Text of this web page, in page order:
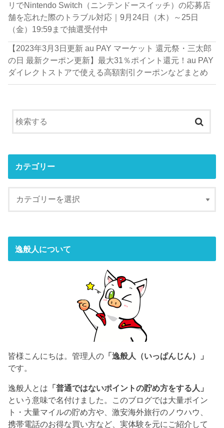
リでNintendo Switch（ニンテンドースイッチ）の応募店
舗を忘れた際のトラブル対応｜9月24日（木）～25日
（金）19:59まで抽選受付中
【2023年3月3日更新 au PAY マーケット 還元祭・三太郎
の日 最新クーポン更新】最大31％ポイント還元！au PAY
ダイレクトストアで使える高額割引クーポンなどまとめ
カテゴリー
逸般人について
皆様こんにちは。管理人の 「逸般人（いっぱんじん）」
です。
逸般人とは 「普通ではないポイントの貯め方をする人」
という意味で名付けました。このブログでは大量ポイン
ト・大量マイルの貯め方や、激安海外旅行のノウハウ、
携帯電話のお得な買い方など、実体験を元にご紹介して